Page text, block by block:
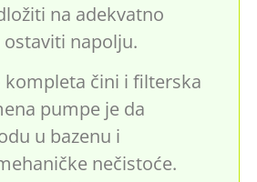
na adekvatno
napolju.
kompleta čini i filterska
pumpe je da
u bazenu i
nečistoće.